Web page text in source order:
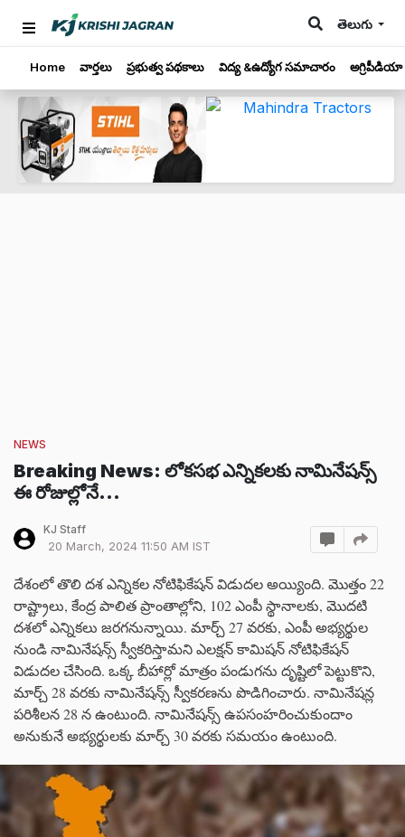
తెలుగు
Home వార్తలు ప్రభుత్వ పథకాలు విద్య &ఉద్యోగ సమాచారం అగ్రిపీడియా
NEWS
Breaking News: లోకసభ ఎన్నికలకు నామినేషన్స్
ఈ రోజుల్లోనే...
KJ Staff
20 March, 2024 11:50 AM IST
దేశంలో తొలి దశ ఎన్నికల నోటిఫికేషన్ విడుదల అయ్యింది. మొత్తం 22
రాష్ట్రాలు, కేంద్ర పాలిత ప్రాంతాల్లోని, 102 ఎంపీ స్థానాలకు, మొదటి
దశలో ఎన్నికలు జరగనున్నాయి. మార్చ్ 27 వరకు, ఎంపీ అభ్యర్థుల
నుండి నామినేషన్స్ స్వీకరిస్తామని ఎలక్షన్ కామిషన్ నోటిఫికేషన్
విడుదల చేసింది. ఒక్క బీహార్లో మాత్రం పండుగను దృష్టిలో పెట్టుకొని,
మార్చ్ 28 వరకు నామినేషన్స్ స్వీకరణను పొడిగించారు. నామినేషన్ల
పరిశీలన 28 న ఉంటుంది. నామినేషన్స్ ఉపసంహరించుకుందాం
అనుకునే అభ్యర్థులకు మార్చ్ 30 వరకు సమయం ఉంటుంది.